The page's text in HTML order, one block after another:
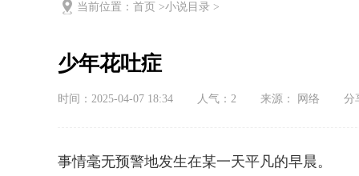
当前位置：首页 >小说目录 >
少年花吐症
时间：2025-04-07 18:34 人气： 2 来源： 网络 分
事情毫无预警地发生在某一天平凡的早晨。